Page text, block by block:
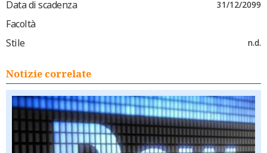
Data di scadenza 31/12/2099
Facoltà
Stile
n.d.
Notizie correlate